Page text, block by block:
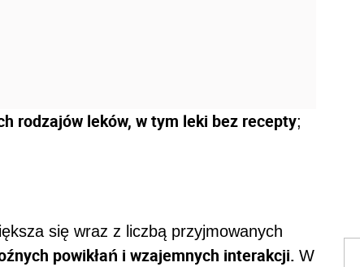
rodzajów leków, w tym leki bez recepty;
się wraz z liczbą przyjmowanych
powikłań i wzajemnych interakcji. W